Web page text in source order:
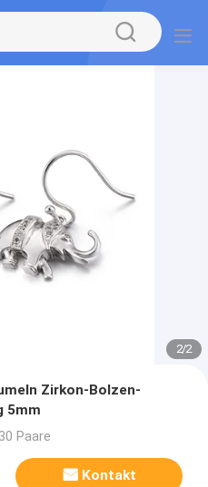
2/2
Zirkon-Bolzen-
5mm
Paare
Kontakt